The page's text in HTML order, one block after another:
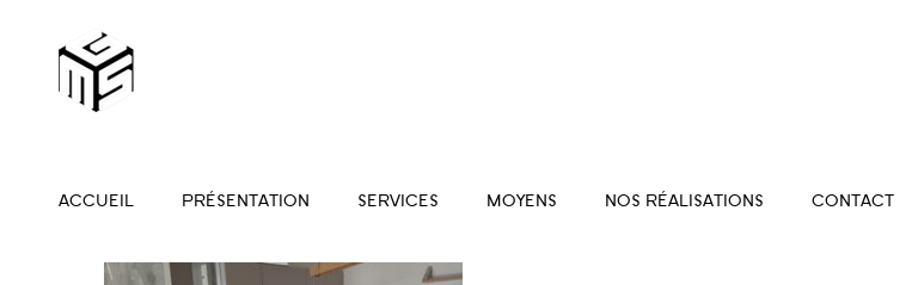
ACCUEIL PRÉSENTATION SERVICES MOYENS NOS RÉALISATIONS CONTACT